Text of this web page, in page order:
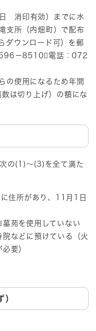
消印有効）までに水
支所（内畑町）で配布
ダウンロード可）を郵
－8510電話：072
の使用になるため年間
は切り上げ）の額にな
の(1)～(3)を全て満た
住所があり、11月1日
苑を使用していない
などに預けている（火
要）
）